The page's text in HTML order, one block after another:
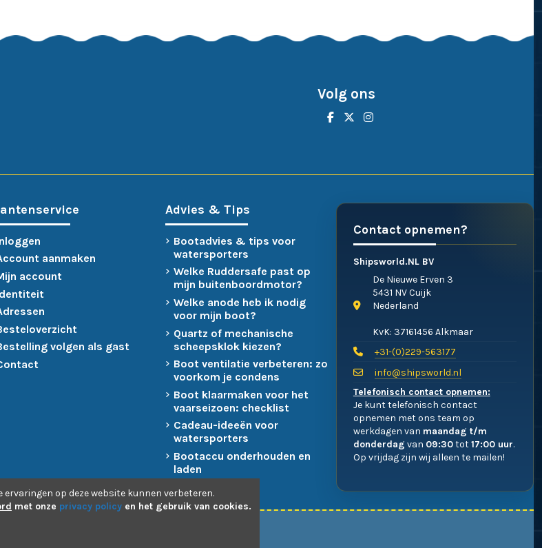
Volg ons
aanmaken
account
volgen als gast
Advies & Tips
Bootadvies & tips voor
watersporters
Welke Ruddersafe past op
mijn buitenboordmotor?
Welke anode heb ik nodig
voor mijn boot?
Quartz of mechanische
scheepsklok kiezen?
Boot ventilatie verbeteren: zo
voorkom je condens
Boot klaarmaken voor het
vaarseizoen: checklist
Cadeau-ideeën voor
watersporters
Bootaccu onderhouden en
laden
Contact opnemen?
Shipsworld.NL BV
De Nieuwe Erven 3
5431 NV Cuijk
Nederland
KvK: 37161456 Alkmaar
+31-(0)229-563177
info@shipsworld.nl
Telefonisch contact opnemen:
Je kunt telefonisch contact
opnemen met ons team op
werkdagen van maandag t/m
donderdag van 09:30tot17:00 uur.
Op vrijdag zijn wij alleen te mailen!
ervaringen op deze website kunnen verbeteren.
met onze privacy policy en het gebruik van cookies.